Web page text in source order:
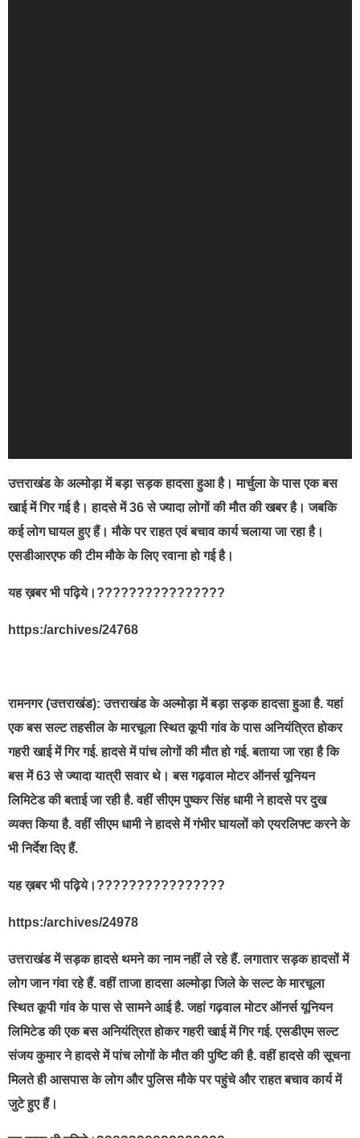
उत्तराखंड के अल्मोड़ा में बड़ा सड़क हादसा हुआ है। मार्चुला के पास एक बस
खाई में गिर गई है। हादसे में 36 से ज्यादा लोगों की मौत की खबर है। जबकि
कई लोग घायल हुए हैं। मौके पर राहत एवं बचाव कार्य चलाया जा रहा है।
एसडीआरएफ की टीम मौके के लिए रवाना हो गई है।
यह ख़बर भी पढ़िये।????????????????
https:/archives/24768
रामनगर (उत्तराखंड):उत्तराखंड के अल्मोड़ा में बड़ा सड़क हादसा हुआ है. यहां
एक बस सल्ट तहसील के मारचूला स्थित कूपी गांव के पास अनियंत्रित होकर
गहरी खाई में गिर गई. हादसे में पांच लोगों की मौत हो गई. बताया जा रहा है कि
बस में 63 से ज्यादा यात्री सवार थे। बस गढ़वाल मोटर ऑनर्स यूनियन
लिमिटेड की बताई जा रही है. वहीं सीएम पुष्कर सिंह धामी ने हादसे पर दुख
व्यक्त किया है. वहीं सीएम धामी ने हादसे में गंभीर घायलों को एयरलिफ्ट करने के
भी निर्देश दिए हैं.
यह ख़बर भी पढ़िये।????????????????
https:/archives/24978
उत्तराखंड में सड़क हादसे थमने का नाम नहीं ले रहे हैं. लगातार सड़क हादसों में
लोग जान गंवा रहे हैं. वहीं ताजा हादसा अल्मोड़ा जिले के सल्ट के मारचूला
स्थित कूपी गांव के पास से सामने आई है. जहां गढ़वाल मोटर ऑनर्स यूनियन
लिमिटेड की एक बस अनियंत्रित होकर गहरी खाई में गिर गई. एसडीएम सल्ट
संजय कुमार ने हादसे में पांच लोगों के मौत की पुष्टि की है. वहीं हादसे की सूचना
मिलते ही आसपास के लोग और पुलिस मौके पर पहुंचे और राहत बचाव कार्य में
जुटे हुए हैं।